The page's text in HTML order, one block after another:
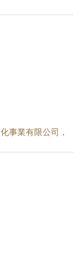
事業有限公司，